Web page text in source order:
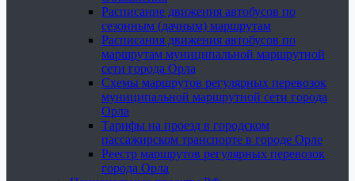
Расписание движения автобусов по
сезонным (дачным) маршрутам
Расписания движения автобусов по
маршрутам муниципальной маршрутной
сети города Орла
Схемы маршрутов регулярных перевозок
муниципальной маршрутной сети города
Орла
Тарифы на проезд в городском
пассажирском транспорте в городе Орле
Реестр маршрутов регулярных перевозок
города Орла